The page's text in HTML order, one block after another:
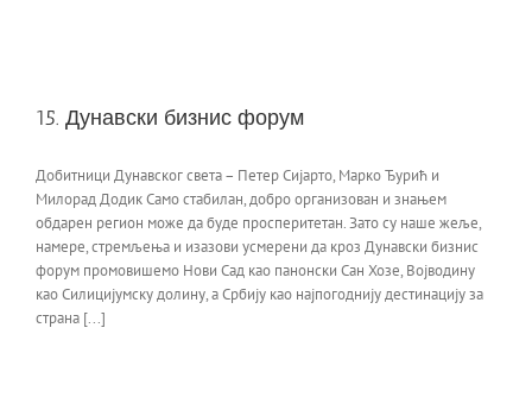
15. Дунавски бизнис форум
Добитници Дунавског света – Петер Сијарто, Марко Ђурић и
Милорад Додик Само стабилан, добро организован и знањем
обдарен регион може да буде просперитетан. Зато су наше жеље,
намере, стремљења и изазови усмерени да кроз Дунавски бизнис
форум промовишемо Нови Сад као панонски Сан Хозе, Војводину
као Силицијумску долину, а Србију као најпогоднију дестинацију за
страна [...]